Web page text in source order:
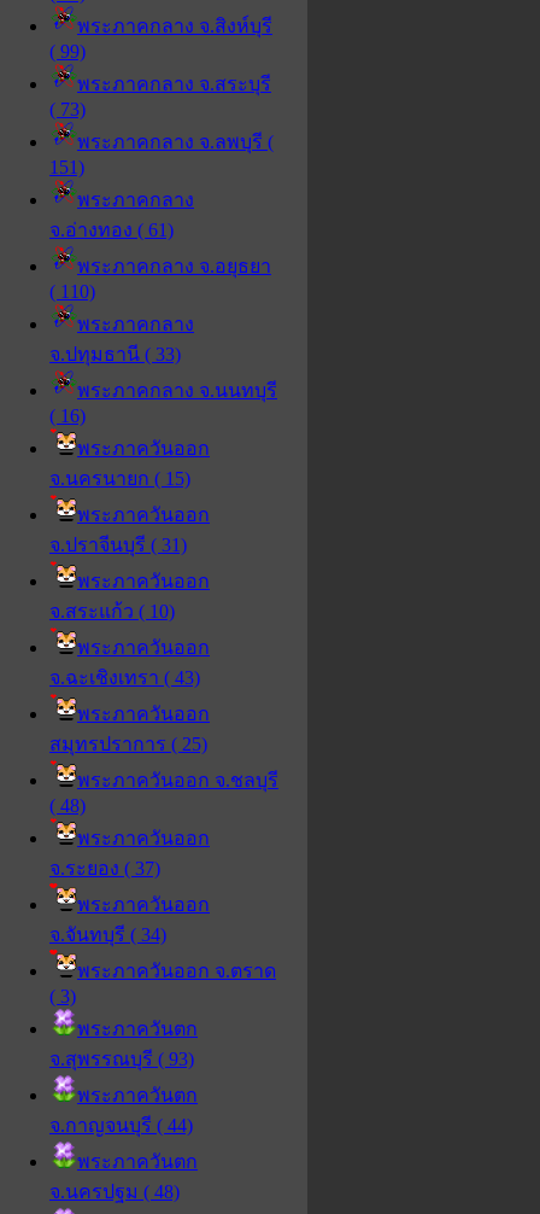
พระภาคกลาง จ.สิงห์บุรี
( 99)
พระภาคกลาง จ.สระบุรี
( 73)
พระภาคกลาง จ.ลพบุรี (
151)
พระภาคกลาง
จ.อ่างทอง ( 61)
พระภาคกลาง จ.อยุธยา
( 110)
พระภาคกลาง
จ.ปทุมธานี ( 33)
พระภาคกลาง จ.นนทบุรี
( 16)
พระภาควันออก
จ.นครนายก ( 15)
พระภาควันออก
จ.ปราจีนบุรี ( 31)
พระภาควันออก
จ.สระแก้ว ( 10)
พระภาควันออก
จ.ฉะเชิงเทรา ( 43)
พระภาควันออก
สมุทรปราการ ( 25)
พระภาควันออก จ.ชลบุรี
( 48)
พระภาควันออก
จ.ระยอง ( 37)
พระภาควันออก
จ.จันทบุรี ( 34)
พระภาควันออก จ.ตราด
( 3)
พระภาควันตก
จ.สุพรรณบุรี ( 93)
พระภาควันตก
จ.กาญจนบุรี ( 44)
พระภาควันตก
จ.นครปฐม ( 48)